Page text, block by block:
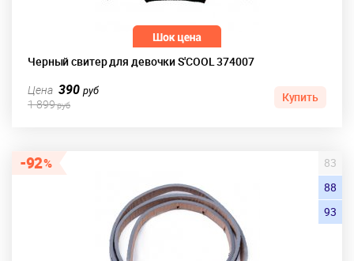
Черный свитер для девочки S'COOL 374007
Цена 390руб
1 899руб
Купить
92
83
88
93